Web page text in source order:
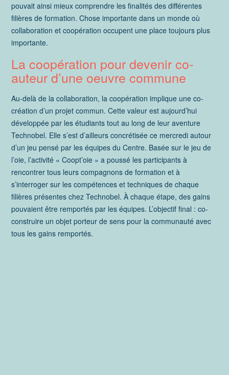
pouvait ainsi mieux comprendre les finalités des différentes
filières de formation. Chose importante dans un monde où
collaboration et coopération occupent une place toujours plus
importante.
La coopération pour devenir co-
auteur d’une oeuvre commune
Au-delà de la collaboration, la coopération implique une co-
création d’un projet commun. Cette valeur est aujourd’hui
développée par les étudiants tout au long de leur aventure
Technobel. Elle s’est d’ailleurs concrétisée ce mercredi autour
d’un jeu pensé par les équipes du Centre. Basée sur le jeu de
l’oie, l’activité « Coopt’oie » a poussé les participants à
rencontrer tous leurs compagnons de formation et à
s’interroger sur les compétences et techniques de chaque
filières présentes chez Technobel. À chaque étape, des gains
pouvaient être remportés par les équipes. L’objectif final : co-
construire un objet porteur de sens pour la communauté avec
tous les gains remportés.